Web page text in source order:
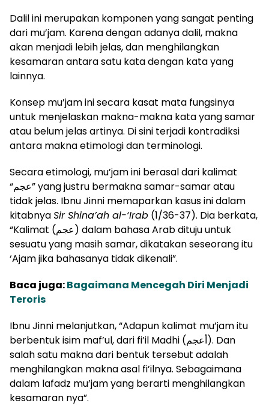
Dalil ini merupakan komponen yang sangat penting
dari mu’jam. Karena dengan adanya dalil, makna
akan menjadi lebih jelas, dan menghilangkan
kesamaran antara satu kata dengan kata yang
lainnya.
Konsep mu’jam ini secara kasat mata fungsinya
untuk menjelaskan makna-makna kata yang samar
atau belum jelas artinya. Di sini terjadi kontradiksi
antara makna etimologi dan terminologi.
Secara etimologi, mu’jam ini berasal dari kalimat
“عجم” yang justru bermakna samar-samar atau
tidak jelas. Ibnu Jinni memaparkan kasus ini dalam
kitabnyaSir Shina’ah al-‘Irab (1/36-37). Dia berkata,
“Kalimat (عجم) dalam bahasa Arab dituju untuk
sesuatu yang masih samar, dikatakan seseorang itu
‘Ajam jika bahasanya tidak dikenali”.
Baca juga:Bagaimana Mencegah Diri Menjadi
Teroris
Ibnu Jinni melanjutkan, “Adapun kalimat mu’jam itu
berbentuk isim maf’ul, dari fi’il Madhi (أعجم). Dan
salah satu makna dari bentuk tersebut adalah
menghilangkan makna asal fi’ilnya. Sebagaimana
dalam lafadz mu’jam yang berarti menghilangkan
kesamaran nya”.